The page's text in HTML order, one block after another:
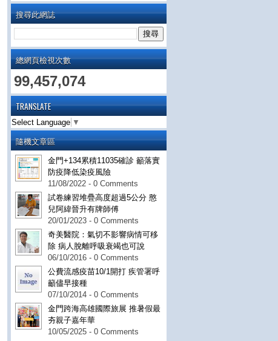
搜尋此網誌
總網頁檢視次數
99,457,074
TRANSLATE
Select Language ▼
隨機文章區
金門+134累積11035確診 籲落實
防疫降低染疫風險
11/08/2022 - 0 Comments
試卷練習堆疊高度超過5公分 憨
兒阿緯晉升有牌師傅
20/01/2023 - 0 Comments
奇美醫院：氣切不影響病情可移
除 病人脫離呼吸衰竭也可說
06/10/2016 - 0 Comments
公費流感疫苗10/1開打 疾管署呼
籲儘早接種
07/10/2014 - 0 Comments
金門跨海高雄國際旅展 推暑假最
夯親子嘉年華
10/05/2025 - 0 Comments